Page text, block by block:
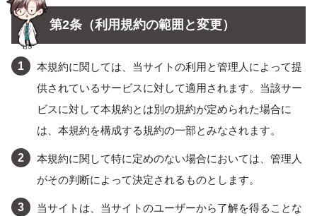
第2条（利用規約の範囲と変更）
本規約に関しては、当サイトの利用と管理人によって提
供されているサービスに対して適用されます。当該サー
ビスに対して本規約とは別の規約が定められた場合に
は、本規約を構成する規約の一部とみなされます。
本規約に関して特に定めのない場合においては、管理人
がその判断によって決定されるものとします。
当サイトは、当サイトのユーザーから了解を得ることな